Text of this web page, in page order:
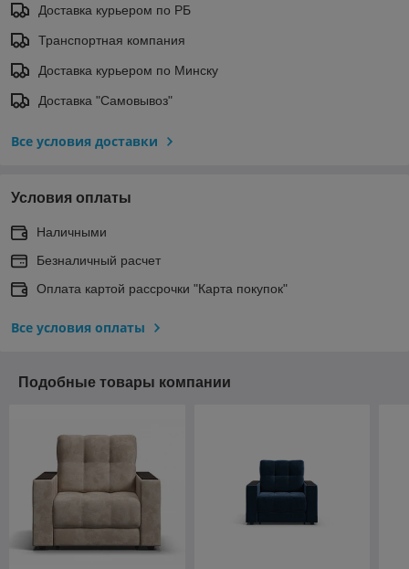
Доставка курьером по РБ
Транспортная компания
Доставка курьером по Минску
Доставка "Самовывоз"
Все условия доставки
Условия оплаты
Наличными
Безналичный расчет
Оплата картой рассрочки "Карта покупок"
Все условия оплаты
Подобные товары компании